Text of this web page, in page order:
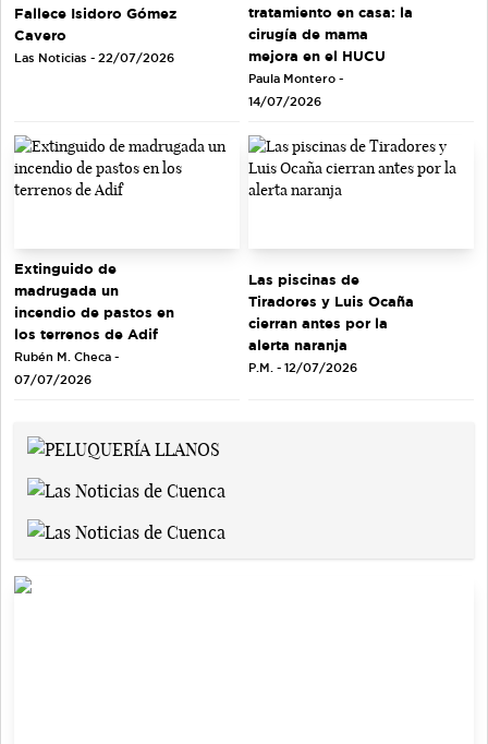
Fallece Isidoro Gómez
Cavero
Las Noticias - 22/07/2026
tratamiento en casa: la
cirugía de mama
mejora en el HUCU
Paula Montero -
14/07/2026
Extinguido de
madrugada un
incendio de pastos en
los terrenos de Adif
Rubén M. Checa -
07/07/2026
Las piscinas de
Tiradores y Luis Ocaña
cierran antes por la
alerta naranja
P.M. - 12/07/2026